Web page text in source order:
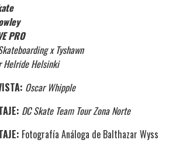
PRO
x Tyshawn
Helride Helsinki
Oscar Whipple
DC Skate Team Tour Zona Norte
Fotografía Análoga de Balthazar Wyss